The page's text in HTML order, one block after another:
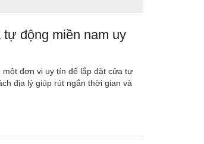
động miền nam uy
đơn vị uy tín để lắp đặt cửa tự
địa lý giúp rút ngắn thời gian và